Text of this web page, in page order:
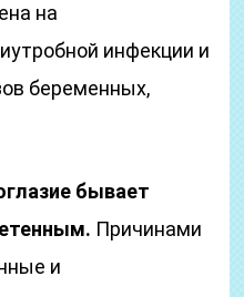
на
инфекции и
беременных,
бывает
Причинами
и